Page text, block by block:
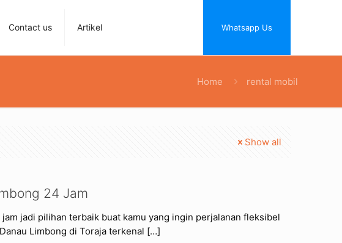
Contact us Artikel Whatsapp Us
Home rental mobil
Show all
24 Jam
jadi pilihan terbaik buat kamu yang ingin perjalanan fleksibel
Limbong di Toraja terkenal […]